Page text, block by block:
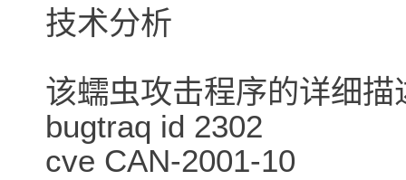
技术分析
该蠕虫攻击程序的详细描
bugtraq id 2302
cve CAN-2001-10